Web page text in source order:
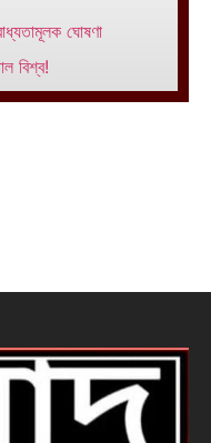
ঘোষণা
বিশ্ব!